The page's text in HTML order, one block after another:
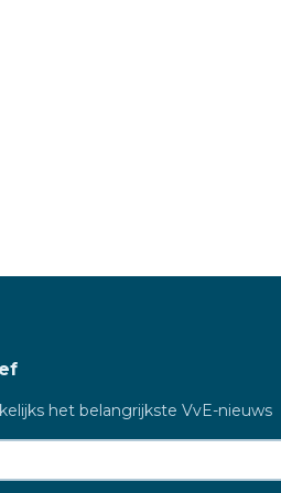
het belangrijkste VvE-nieuws